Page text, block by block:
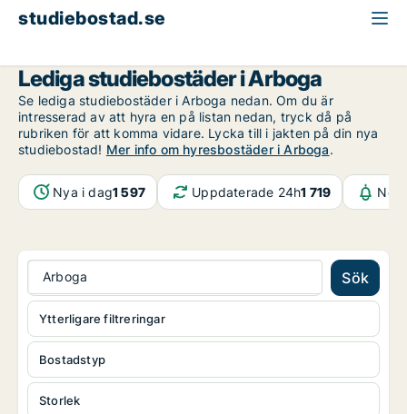
studiebostad.se
Lediga studiebostäder i Arboga
Se lediga studiebostäder i Arboga nedan. Om du är
intresserad av att hyra en på listan nedan, tryck då på
rubriken för att komma vidare. Lycka till i jakten på din nya
studiebostad! Mer info om hyresbostäder i Arboga.
Nya i dag1 597 Uppdaterade 24h1 719
Arboga Sök
Bostadstyp
Storlek
Ytterligare filtreringar